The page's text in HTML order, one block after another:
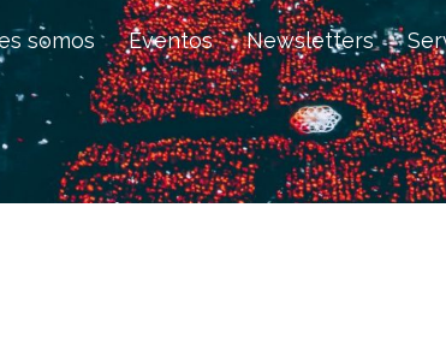
somos Eventos Newsletters